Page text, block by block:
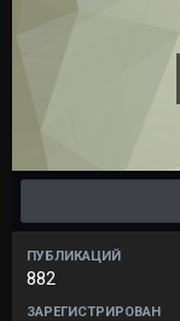
ПУБЛИКАЦИЙ
882
ЗАРЕГИСТРИРОВАН